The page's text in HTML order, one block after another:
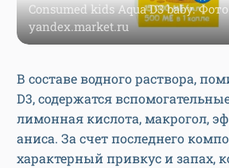
Consumed kids Aqua D3 baby.
yandex.market.ru
В составе водного раствора,
D3, содержатся
лимонная кислота, макрогол,
аниса. За счет последнего
характерный привкус и запах,